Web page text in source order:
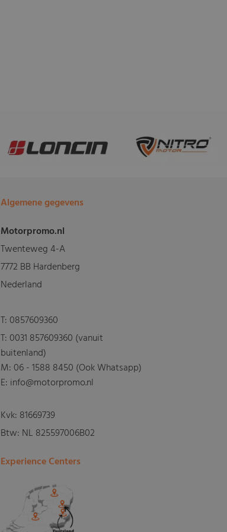
Algemene gegevens
Motorpromo.nl
Twenteweg 4-A
7772 BB Hardenberg
Nederland
T:0857609360
T:0031 857609360 (vanuit
buitenland)
M:06 - 1588 8450 (Ook Whatsapp)
E: info@motorpromo.nl
Kvk: 81669739
Btw: NL 825597006B02
Experience Centers